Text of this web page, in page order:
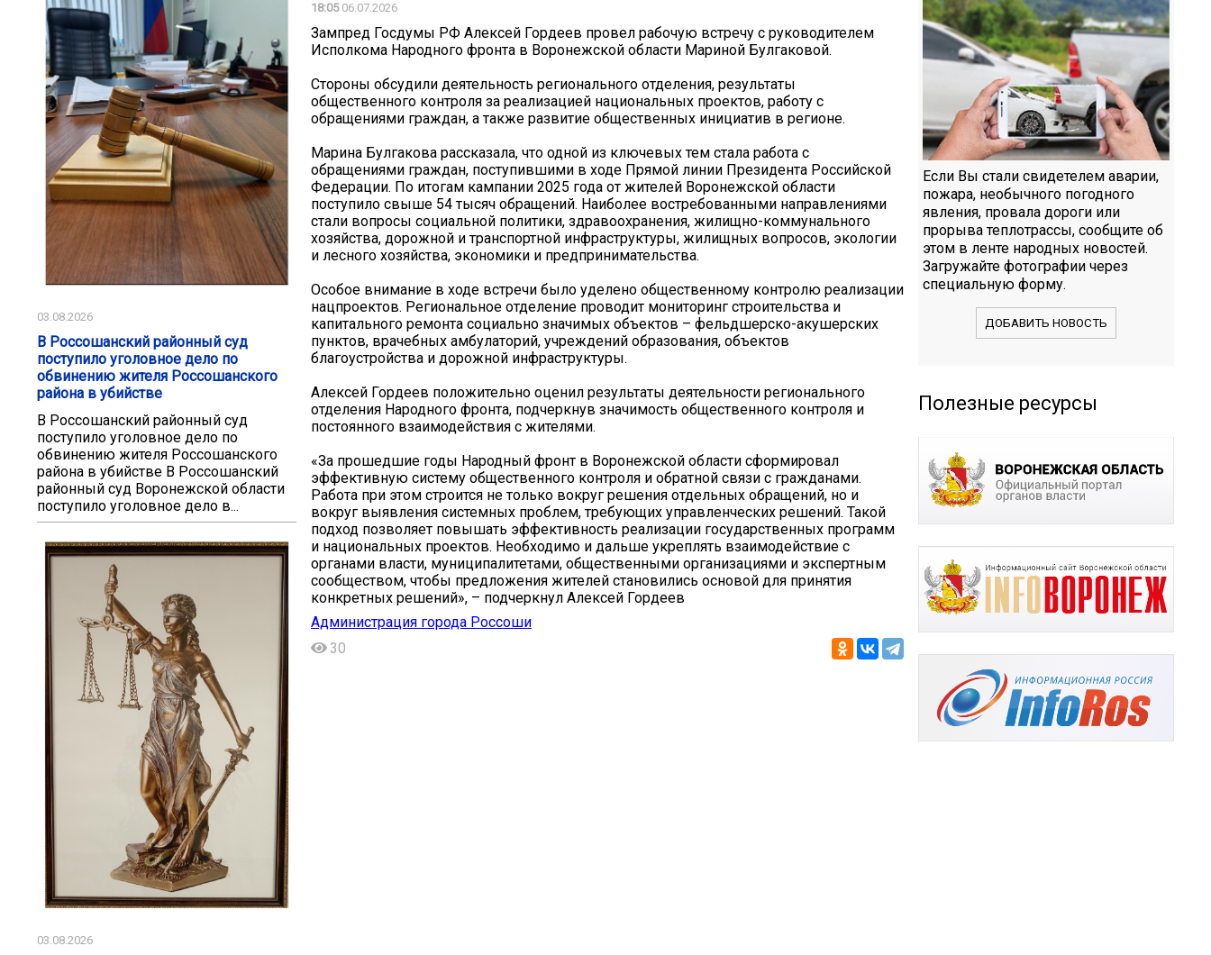
03.08.2026
В Россошанский районный суд
поступило уголовное дело по
обвинению жителя Россошанского
района в убийстве
В Россошанский районный суд
поступило уголовное дело по
обвинению жителя Россошанского
района в убийстве В Россошанский
районный суд Воронежской области
поступило уголовное дело в...
03.08.2026
18:0506.07.2026
Зампред Госдумы РФ Алексей Гордеев провел рабочую встречу с руководителем
Исполкома Народного фронта в Воронежской области Мариной Булгаковой.
Стороны обсудили деятельность регионального отделения, результаты
общественного контроля за реализацией национальных проектов, работу с
обращениями граждан, а также развитие общественных инициатив в регионе.
Марина Булгакова рассказала, что одной из ключевых тем стала работа с
обращениями граждан, поступившими в ходе Прямой линии Президента Российской
Федерации. По итогам кампании 2025 года от жителей Воронежской области
поступило свыше 54 тысяч обращений. Наиболее востребованными направлениями
стали вопросы социальной политики, здравоохранения, жилищно-коммунального
хозяйства, дорожной и транспортной инфраструктуры, жилищных вопросов, экологии
и лесного хозяйства, экономики и предпринимательства.
Особое внимание в ходе встречи было уделено общественному контролю реализации
нацпроектов. Региональное отделение проводит мониторинг строительства и
капитального ремонта социально значимых объектов – фельдшерско-акушерских
пунктов, врачебных амбулаторий, учреждений образования, объектов
благоустройства и дорожной инфраструктуры.
Алексей Гордеев положительно оценил результаты деятельности регионального
отделения Народного фронта, подчеркнув значимость общественного контроля и
постоянного взаимодействия с жителями.
«За прошедшие годы Народный фронт в Воронежской области сформировал
эффективную систему общественного контроля и обратной связи с гражданами.
Работа при этом строится не только вокруг решения отдельных обращений, но и
вокруг выявления системных проблем, требующих управленческих решений. Такой
подход позволяет повышать эффективность реализации государственных программ
и национальных проектов. Необходимо и дальше укреплять взаимодействие с
органами власти, муниципалитетами, общественными организациями и экспертным
сообществом, чтобы предложения жителей становились основой для принятия
конкретных решений», – подчеркнул Алексей Гордеев
Администрация города Россоши
30
Если Вы стали свидетелем аварии,
пожара, необычного погодного
явления, провала дороги или
прорыва теплотрассы, сообщите об
этом в ленте народных новостей.
Загружайте фотографии через
специальную форму.
ДОБАВИТЬ НОВОСТЬ
Полезные ресурсы